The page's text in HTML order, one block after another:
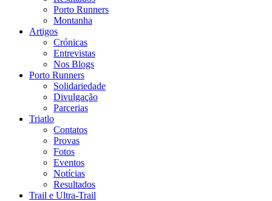
Porto Runners
Montanha
Artigos
Crónicas
Entrevistas
Nos Blogs
Porto Runners
Solidariedade
Divulgação
Parcerias
Triatlo
Contatos
Provas
Fotos
Eventos
Notícias
Resultados
Trail e Ultra-Trail